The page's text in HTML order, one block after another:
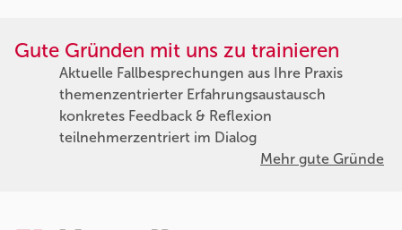
Gute Gründen mit uns zu trainieren
Aktuelle Fallbesprechungen aus Ihre Praxis
themenzentrierter Erfahrungsaustausch
konkretes Feedback & Reflexion
teilnehmerzentriert im Dialog
Mehr gute Gründe